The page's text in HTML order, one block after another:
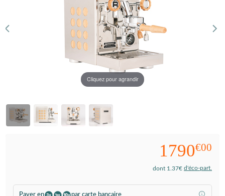
Cliquez pour agrandir
1790€00
dont 1.37€ d'éco-part.